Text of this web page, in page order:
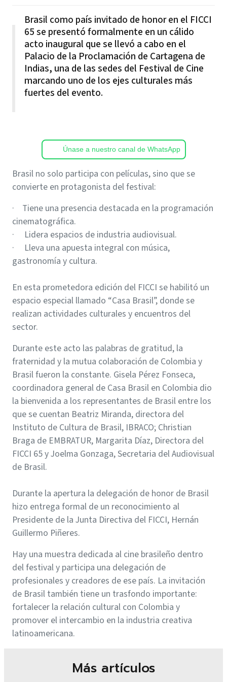
Brasil como país invitado de honor en el FICCI
65 se presentó formalmente en un cálido
acto inaugural que se llevó a cabo en el
Palacio de la Proclamación de Cartagena de
Indias, una de las sedes del Festival de Cine
marcando uno de los ejes culturales más
fuertes del evento.
Únase a nuestro canal de WhatsApp
Brasil no solo participa con películas, sino que se
convierte en protagonista del festival:
· Tiene una presencia destacada en la programación
cinematográfica.
· Lidera espacios de industria audiovisual.
· Lleva una apuesta integral con música,
gastronomía y cultura.
En esta prometedora edición del FICCI se habilitó un
espacio especial llamado “Casa Brasil”, donde se
realizan actividades culturales y encuentros del
sector.
Durante este acto las palabras de gratitud, la
fraternidad y la mutua colaboración de Colombia y
Brasil fueron la constante. Gisela Pérez Fonseca,
coordinadora general de Casa Brasil en Colombia dio
la bienvenida a los representantes de Brasil entre los
que se cuentan Beatriz Miranda, directora del
Instituto de Cultura de Brasil, IBRACO; Christian
Braga de EMBRATUR, Margarita Díaz, Directora del
FICCI 65 y Joelma Gonzaga, Secretaria del Audiovisual
de Brasil.
Durante la apertura la delegación de honor de Brasil
hizo entrega formal de un reconocimiento al
Presidente de la Junta Directiva del FICCI, Hernán
Guillermo Piñeres.
Hay una muestra dedicada al cine brasileño dentro
del festival y participa una delegación de
profesionales y creadores de ese país. La invitación
de Brasil también tiene un trasfondo importante:
fortalecer la relación cultural con Colombia y
promover el intercambio en la industria creativa
latinoamericana.
Más artículos